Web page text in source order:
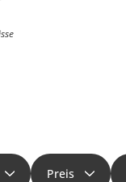
Preis